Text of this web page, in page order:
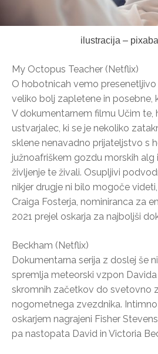
ilustracija –
My Octopus Teacher (Netflix)
O hobotnicah vemo
veliko bolj zapletene in posebne,
V dokumentarnem filmu Učim te,
ustvarjalec, ki se je nekoliko
sklene nenavadno prijateljstvo s
južnoafriškem gozdu morskih
življenje te živali. Osupljivi
nikjer drugje ni bilo mogoče
Craiga Fosterja, nominiranca za
2021 prejel oskarja za najboljši
Beckham (Netflix)
Dokumentarna serija z doslej še
spremlja meteorski vzpon
skromnih začetkov do svetovno
nogometnega zvezdnika. Intimno
oskarjem nagrajeni Fisher
pa nastopata David in Victoria